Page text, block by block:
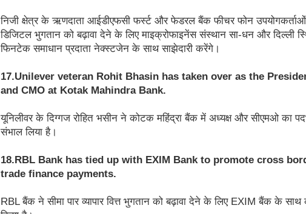
निजी क्षेत्र के ऋणदाता आईडीएफसी फर्स्ट और फेडरल बैंक फीचर फोन उपयोगकर्ताओं
डिजिटल भुगतान को बढ़ावा देने के लिए माइक्रोफाइनेंस संस्थान सा-धन और दिल्ली
फिनटेक समाधान प्रदाता नेक्स्टजेन के साथ साझेदारी करेंगे।
17.Unilever veteran Rohit Bhasin has taken over as the
and CMO at Kotak Mahindra Bank.
यूनिलीवर के दिग्गज रोहित भसीन ने कोटक महिंद्रा बैंक में अध्यक्ष और सीएमओ का
संभाल लिया है।
18.RBL Bank has tied up with EXIM Bank to promote cross
trade finance payments.
RBL बैंक ने सीमा पार व्यापार वित्त भुगतान को बढ़ावा देने के लिए EXIM बैंक के साथ